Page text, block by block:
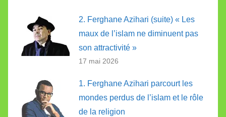
2. Ferghane Azihari (suite) « Les
maux de l’islam ne diminuent pas
son attractivité »
17 mai 2026
1. Ferghane Azihari parcourt les
mondes perdus de l’islam et le rôle
de la religion